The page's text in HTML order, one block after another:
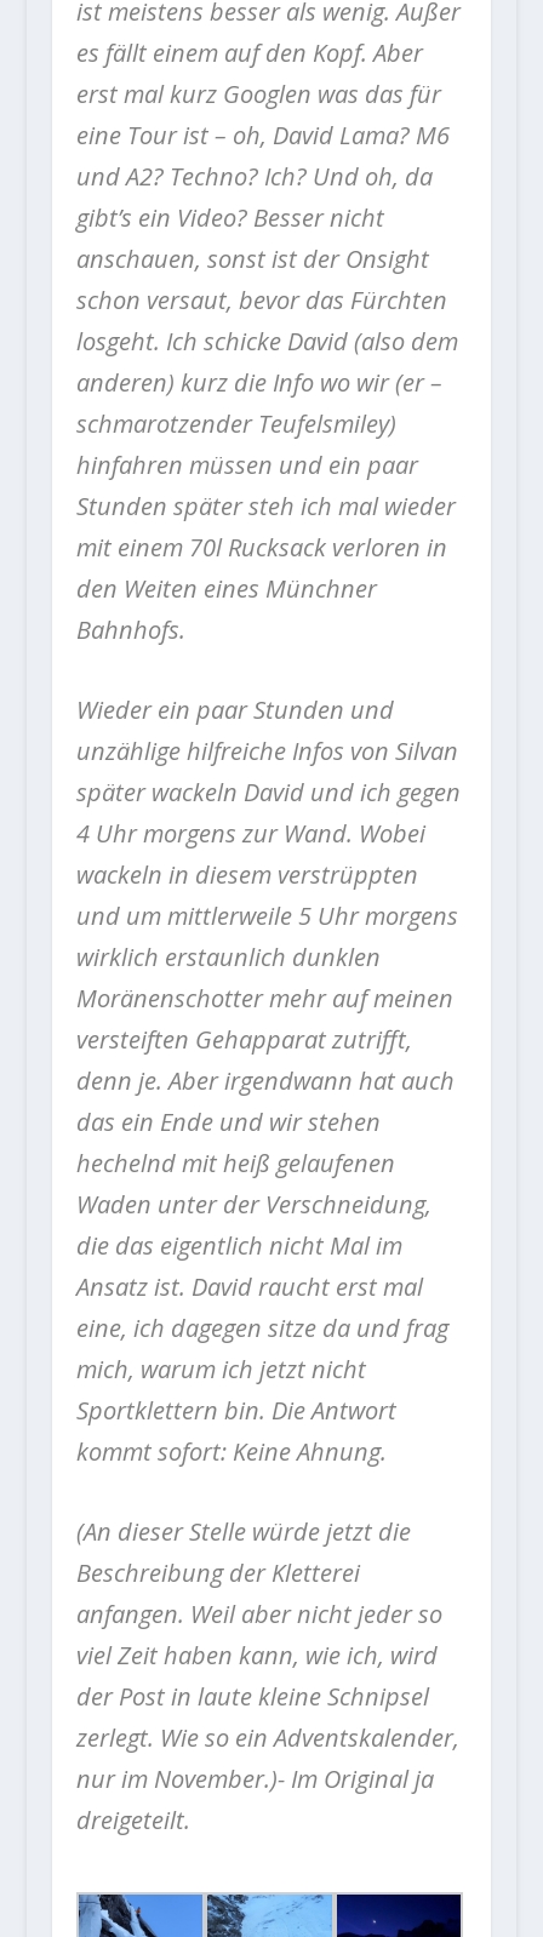
ist meistens besser als wenig. Außer
es fällt einem auf den Kopf. Aber
erst mal kurz Googlen was das für
eine Tour ist – oh, David Lama? M6
und A2? Techno? Ich? Und oh, da
gibt’s ein Video? Besser nicht
anschauen, sonst ist der Onsight
schon versaut, bevor das Fürchten
losgeht. Ich schicke David (also dem
anderen) kurz die Info wo wir (er –
schmarotzender Teufelsmiley)
hinfahren müssen und ein paar
Stunden später steh ich mal wieder
mit einem 70l Rucksack verloren in
den Weiten eines Münchner
Bahnhofs.
Wieder ein paar Stunden und
unzählige hilfreiche Infos von Silvan
später wackeln David und ich gegen
4 Uhr morgens zur Wand. Wobei
wackeln in diesem verstrüppten
und um mittlerweile 5 Uhr morgens
wirklich erstaunlich dunklen
Moränenschotter mehr auf meinen
versteiften Gehapparat zutrifft,
denn je. Aber irgendwann hat auch
das ein Ende und wir stehen
hechelnd mit heiß gelaufenen
Waden unter der Verschneidung,
die das eigentlich nicht Mal im
Ansatz ist. David raucht erst mal
eine, ich dagegen sitze da und frag
mich, warum ich jetzt nicht
Sportklettern bin. Die Antwort
kommt sofort: Keine Ahnung.
(An dieser Stelle würde jetzt die
Beschreibung der Kletterei
anfangen. Weil aber nicht jeder so
viel Zeit haben kann, wie ich, wird
der Post in laute kleine Schnipsel
zerlegt. Wie so ein Adventskalender,
nur im November.)- Im Original ja
dreigeteilt.